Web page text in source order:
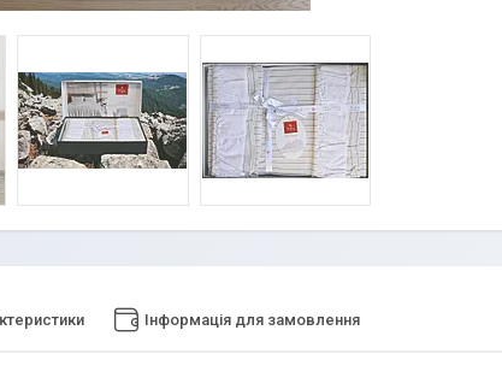
Інформація для замовлення